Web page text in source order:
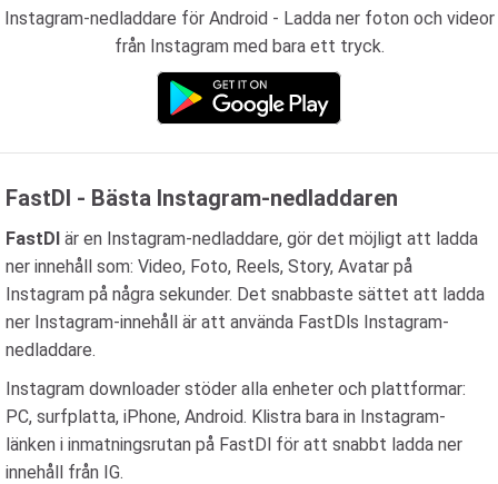
Instagram-nedladdare för Android - Ladda ner foton och videor
från Instagram med bara ett tryck.
FastDl - Bästa Instagram-nedladdaren
FastDl är en Instagram-nedladdare, gör det möjligt att ladda
ner innehåll som: Video, Foto, Reels, Story, Avatar på
Instagram på några sekunder. Det snabbaste sättet att ladda
ner Instagram-innehåll är att använda FastDls Instagram-
nedladdare.
Instagram downloader stöder alla enheter och plattformar:
PC, surfplatta, iPhone, Android. Klistra bara in Instagram-
länken i inmatningsrutan på FastDl för att snabbt ladda ner
innehåll från IG.